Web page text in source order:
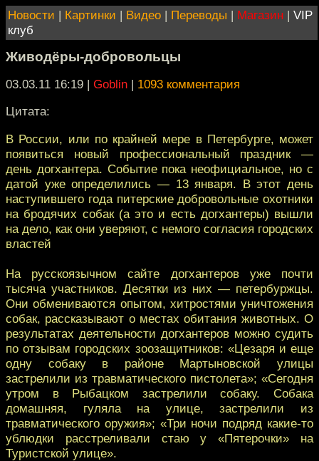
Новости | Картинки | Видео | Переводы | Магазин | VIP
клуб
Живодёры-добровольцы
03.03.11 16:19 | Goblin | 1093 комментария
Цитата:
В России, или по крайней мере в Петербурге, может
появиться новый профессиональный праздник —
день догхантера. Событие пока неофициальное, но с
датой уже определились — 13 января. В этот день
наступившего года питерские добровольные охотники
на бродячих собак (а это и есть догхантеры) вышли
на дело, как они уверяют, с немого согласия городских
властей
На русскоязычном сайте догхантеров уже почти
тысяча участников. Десятки из них — петербуржцы.
Они обмениваются опытом, хитростями уничтожения
собак, рассказывают о местах обитания животных. О
результатах деятельности догхантеров можно судить
по отзывам городских зоозащитников: «Цезаря и еще
одну собаку в районе Мартыновской улицы
застрелили из травматического пистолета»; «Сегодня
утром в Рыбацком застрелили собаку. Собака
домашняя, гуляла на улице, застрелили из
травматического оружия»; «Три ночи подряд какие-то
ублюдки расстреливали стаю у «Пятерочки» на
Туристской улице».